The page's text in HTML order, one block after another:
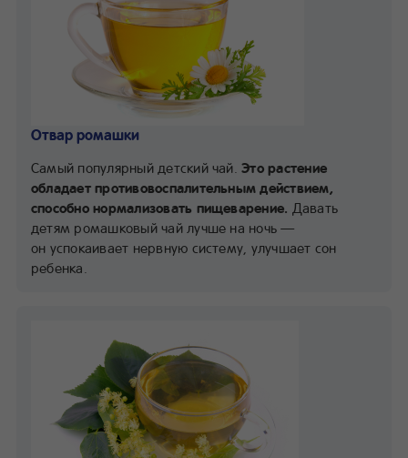
Отвар ромашки
Самый популярный детский чай.Это растение
обладает противовоспалительным действием,
способно нормализовать пищеварение. Давать
детям ромашковый чай лучше на ночь —
он успокаивает нервную систему, улучшает сон
ребенка.